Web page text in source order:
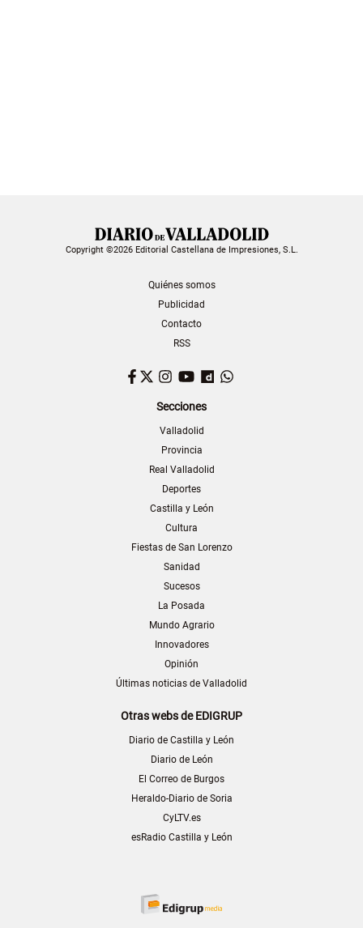
Copyright ©2026 Editorial Castellana de Impresiones, S.L.
Quiénes somos
Publicidad
Contacto
RSS
Facebook
TwitterInstagram
YouTubeDailymotion
Secciones
Valladolid
Provincia
Real Valladolid
Deportes
Castilla y León
Cultura
Fiestas de San Lorenzo
Sanidad
Sucesos
La Posada
Mundo Agrario
Innovadores
Opinión
Últimas noticias de Valladolid
Otras webs de EDIGRUP
Diario de Castilla y León
Diario de León
El Correo de Burgos
Heraldo-Diario de Soria
CyLTV.es
esRadio Castilla y León